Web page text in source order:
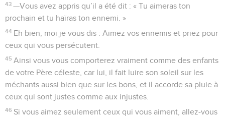
43 —Vous avez appris qu’il a été dit : « Tu aimeras ton
prochain et tu haïras ton ennemi. »
44 Eh bien, moi je vous dis : Aimez vos ennemis et priez pour
ceux qui vous persécutent.
45 Ainsi vous vous comporterez vraiment comme des enfants
de votre Père céleste, car lui, il fait luire son soleil sur les
méchants aussi bien que sur les bons, et il accorde sa pluie à
ceux qui sont justes comme aux injustes.
46 Si vous aimez seulement ceux qui vous aiment, allez-vous